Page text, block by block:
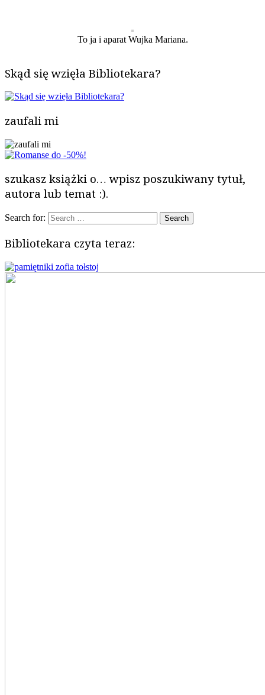
To ja i aparat Wujka Mariana.
Skąd się wzięła Bibliotekara?
zaufali mi
szukasz książki o… wpisz poszukiwany tytuł,
autora lub temat :).
Search for:
Bibliotekara czyta teraz: